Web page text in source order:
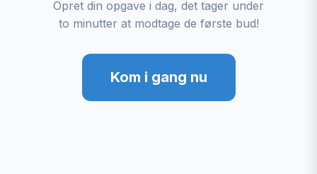
Opret din opgave i dag, det tager under
to minutter at modtage de første bud!
Kom i gang nu